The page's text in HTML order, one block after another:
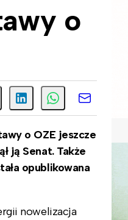
o
o OZE jeszcze
ją Senat. Także
opublikowana
nowelizacja